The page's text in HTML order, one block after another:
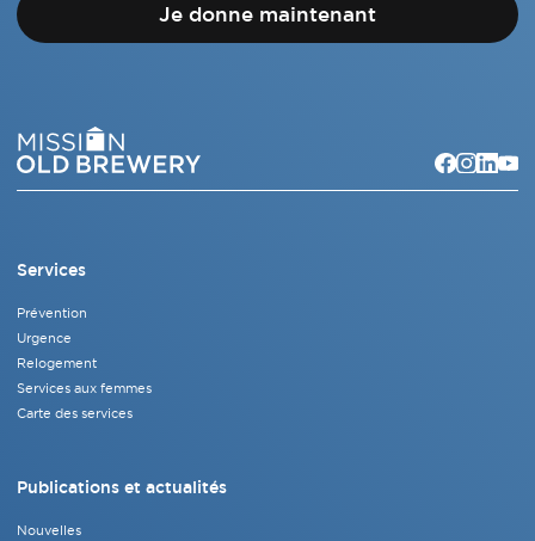
Je donne maintenant
Services
Prévention
Urgence
Relogement
Services aux femmes
Carte des services
Publications et actualités
Nouvelles